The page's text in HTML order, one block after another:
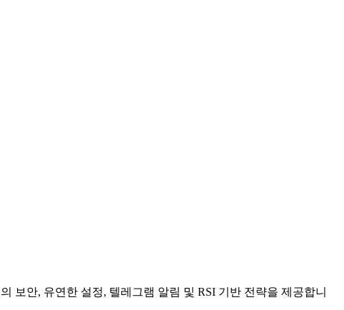
보안, 유연한 설정, 텔레그램 알림 및 RSI 기반 전략을 제공합니